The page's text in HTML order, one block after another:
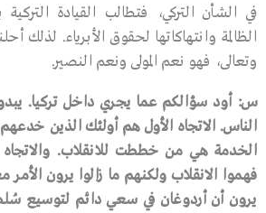
في الشأن التركي، فتطالب القيادة
الظالمة وانتهاكاتها لحقوق الأبرياء. لذلك
وتعالى، فهو نعم المولى ونعم النصير.
س:أود سؤالكم عما يجري داخل تركيا.
الناس.الاتجاه الأول هم أولئك الذين خدعهم
الخدمة هي من خططت للانقلاب. والاتجاه
فهموا الانقلاب ولكنهم ما زالوا يرون الأمر
يرون أن أردوغان في سعي دائم لتوسيع